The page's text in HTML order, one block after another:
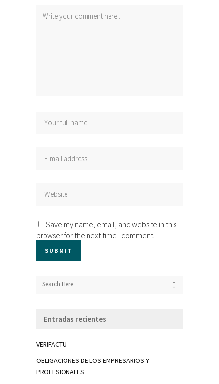
Save my name, email, and website in this
browser for the next time I comment.
Entradas recientes
VERIFACTU
OBLIGACIONES DE LOS EMPRESARIOS Y
PROFESIONALES